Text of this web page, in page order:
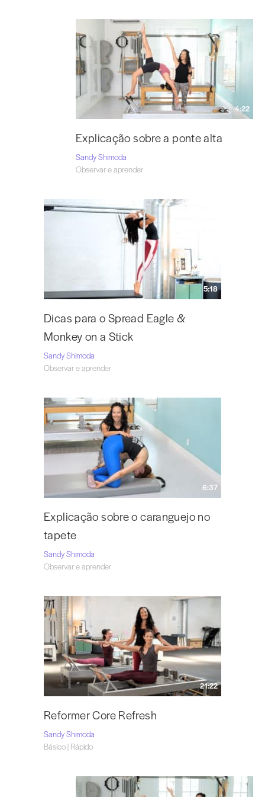
4:22
Explicação sobre a ponte alta
Sandy Shimoda
Observar e aprender
5:18
Dicas para o Spread Eagle &
Monkey on a Stick
Sandy Shimoda
Observar e aprender
6:37
Explicação sobre o caranguejo no
tapete
Sandy Shimoda
Observar e aprender
21:22
Reformer Core Refresh
Sandy Shimoda
Básico | Rápido